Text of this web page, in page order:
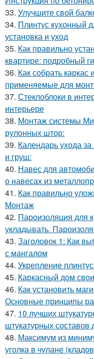
33. Улучшите свой
34. Плинтус кухонный
установка и уход
35. Как правильно
квартире: подробный
36. Как собрать
применяемые для
37. Стеклоблоки в
интерьере
38. Монтаж системы
рулонных штор:
39. Календарь ухода
и груш:
40. Навес для
о навесах из
41. Как правильно
Монтаж
42. Пароизоляция для
укладывать.
43. Заголовок 1: Как
с мангалом
44. Укрепление
45. Каркасный дом
46. Как установить
Основные принципы
47. 10 лучших
штукатурных
48. Максимум из
уголка в чулане